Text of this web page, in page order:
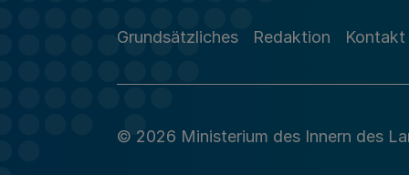
Grundsätzliches Redaktion Kontakt
© 2026 Ministerium des Innern des